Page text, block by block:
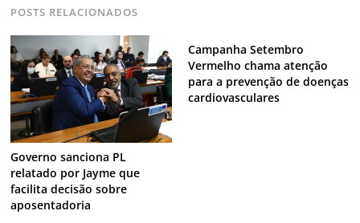
POSTS RELACIONADOS
Governo sanciona PL
relatado por Jayme que
facilita decisão sobre
aposentadoria
Campanha Setembro
Vermelho chama atenção
para a prevenção de doenças
cardiovasculares